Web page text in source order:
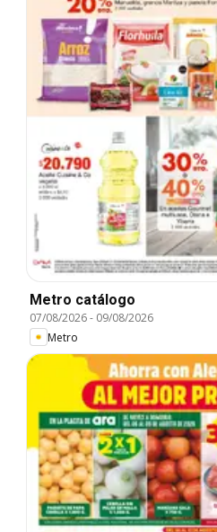
Metro catálogo
07/08/2026- 09/08/2026
Metro